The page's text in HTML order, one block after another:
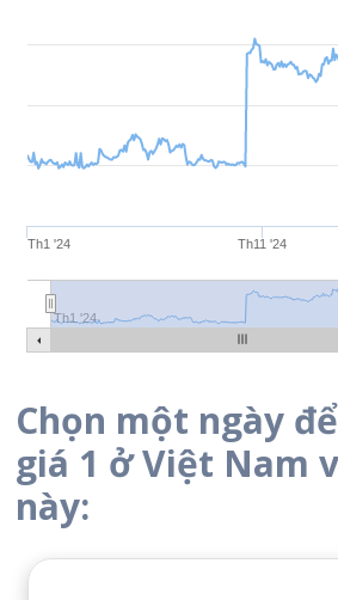
Th1 '24 Th11 '24
Th1 '24
Chọn một ngày
giá 1 ở Việt Nam
này: